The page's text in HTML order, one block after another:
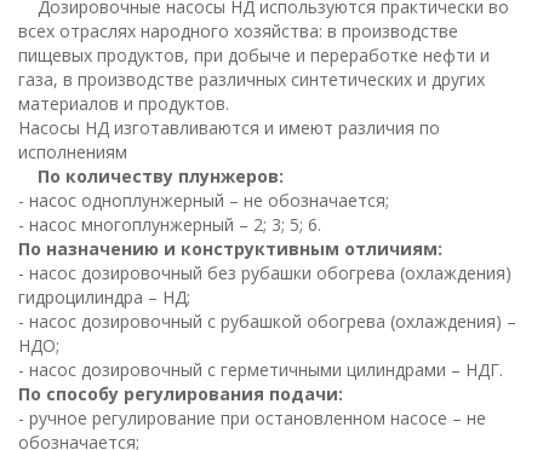
Дозировочные насосы НД используются практически во
всех отраслях народного хозяйства: в производстве
пищевых продуктов, при добыче и переработке нефти и
газа, в производстве различных синтетических и других
материалов и продуктов.
Насосы НД изготавливаются и имеют различия по
исполнениям
По количеству плунжеров:
- насос одноплунжерный – не обозначается;
- насос многоплунжерный – 2; 3; 5; 6.
По назначению и конструктивным отличиям:
- насос дозировочный без рубашки обогрева (охлаждения)
гидроцилиндра – НД;
- насос дозировочный с рубашкой обогрева (охлаждения) –
НДО;
- насос дозировочный с герметичными цилиндрами – НДГ.
По способу регулирования подачи:
- ручное регулирование при остановленном насосе – не
обозначается;